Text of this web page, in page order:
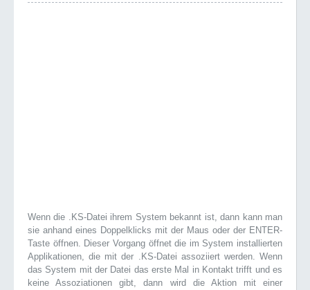
Wenn die .KS-Datei ihrem System bekannt ist, dann kann man
sie anhand eines Doppelklicks mit der Maus oder der ENTER-
Taste öffnen. Dieser Vorgang öffnet die im System installierten
Applikationen, die mit der .KS-Datei assoziiert werden. Wenn
das System mit der Datei das erste Mal in Kontakt trifft und es
keine Assoziationen gibt, dann wird die Aktion mit einer